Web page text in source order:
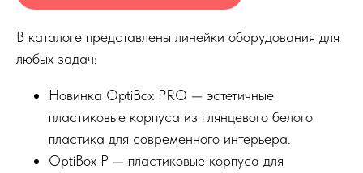
В каталоге представлены линейки оборудования для
любых задач:
Новинка OptiBox PRO — эстетичные
пластиковые корпуса из глянцевого белого
пластика для современного интерьера.
OptiBox P — пластиковые корпуса для